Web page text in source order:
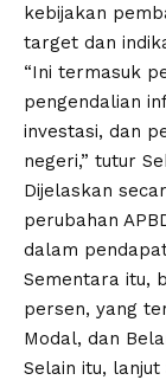
kebijakan
target dan
“Ini termasuk
pengendalian
investasi, dan
negeri,” tutur
Dijelaskan
perubahan
dalam
Sementara itu,
persen, yang
Modal, dan
Selain itu,